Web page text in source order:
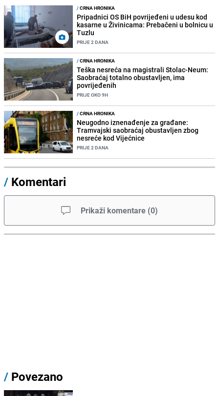
/CRNA HRONIKA
Pripadnici OS BiH povrijeđeni u udesu kod
kasarne u Živinicama: Prebačeni u bolnicu u
Tuzlu
PRIJE 2 DANA
/CRNA HRONIKA
Teška nesreća na magistrali Stolac-Neum:
Saobraćaj totalno obustavljen, ima
povrijeđenih
PRIJE OKO 9H
/CRNA HRONIKA
Neugodno iznenađenje za građane:
Tramvajski saobraćaj obustavljen zbog
nesreće kod Vijećnice
PRIJE 2 DANA
/ Komentari
Prikaži komentare (0)
/ Povezano